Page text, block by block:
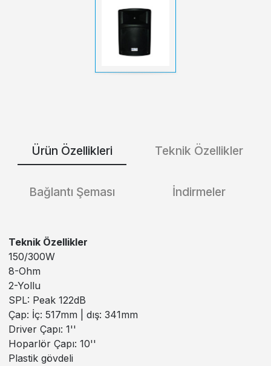
Ürün Özellikleri Teknik Özellikler
Bağlantı Şeması İndirmeler
Teknik Özellikler
150/300W
8-Ohm
2-Yollu
SPL: Peak 122dB
Çap: İç: 517mm | dış: 341mm
Driver Çapı: 1''
Hoparlör Çapı: 10''
Plastik gövdeli